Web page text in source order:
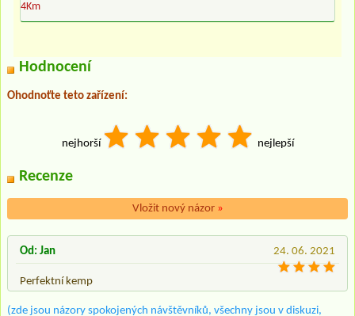
4Km
Hodnocení
Ohodnoťte teto zařízení:
nejhorší nejlepší
Recenze
Vložit nový názor »
24. 06. 2021
Od: Jan
Perfektní kemp
(zde jsou názory spokojených návštěvníků, všechny jsou v diskuzi,